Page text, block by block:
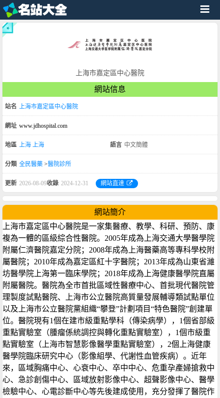
上海市嘉定區中心醫院
網站信息
站名 上海市嘉定區中心醫院
網址 www.jdhospital.com
地區 上海 上海 語言 中文簡體
分類 全民醫藥 >醫院診所
更新 2026-08-09收錄 2024-12-31 網站直達
網站簡介
上海市嘉定區中心醫院是一家集醫療、教學、科研、預防、康
複為一體的區級綜合性醫院。2005年成為上海交通大學醫學院
附屬仁濟醫院嘉定分院；2008年成為上海醫藥高等專科學校附
屬醫院；2010年成為嘉定區紅十字醫院；2013年成為山東省濰
坊醫學院上海第一臨床學院；2018年成為上海健康醫學院直屬
附屬醫院。醫院為全市首批區域性醫療中心、首批現代醫院管
理製度試點醫院、上海市公立醫院高質量發展輔導類試點單位
以及上海市公立醫院黨組織“攀登”計劃項目“特色醫院”創建單
位。醫院現有1個在建市級重點學科（傳染病學），1個省部級
重點實驗室（腫瘤係統調控與轉化重點實驗室），1個市級重
點實驗室（上海市智慧影像醫學重點實驗室），2個上海健康
醫學院臨床研究中心（影像組學、代謝性血管疾病）。近年
來，區域胸痛中心、心衰中心、卒中中心、危重孕產婦搶救中
心、急診創傷中心、區域放射影像中心、超聲影像中心、醫學
檢驗中心、心電診斷中心等先後建成使用，充分發揮了醫院作